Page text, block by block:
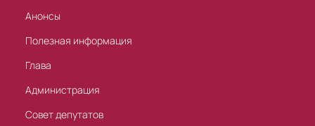
Анонсы
Полезная информация
Глава
Администрация
Совет депутатов